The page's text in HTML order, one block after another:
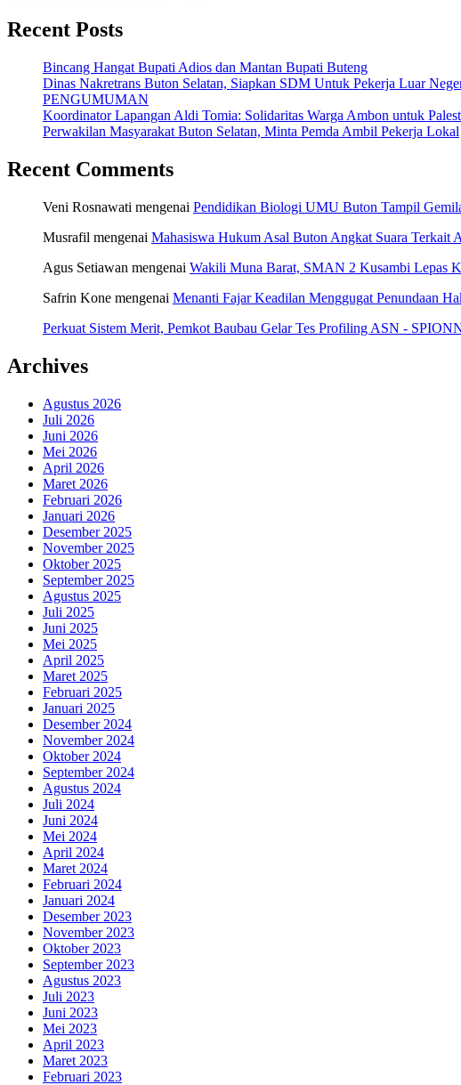
Recent Posts
Bincang Hangat Bupati Adios dan Mantan Bupati Buteng
Dinas Nakretrans Buton Selatan, Siapkan SDM Untuk Pekerja Luar
PENGUMUMAN
Koordinator Lapangan Aldi Tomia: Solidaritas Warga Ambon untuk
Perwakilan Masyarakat Buton Selatan, Minta Pemda Ambil Pekerja Lokal
Recent Comments
Veni Rosnawati mengenai Pendidikan Biologi UMU Buton Tampil
Musrafil mengenai Mahasiswa Hukum Asal Buton Angkat Suara Terkait
Agus Setiawan mengenai Wakili Muna Barat, SMAN 2 Kusambi Lepas
Safrin Kone mengenai Menanti Fajar Keadilan Menggugat Penundaan
Perkuat Sistem Merit, Pemkot Baubau Gelar Tes Profiling ASN -
Archives
Agustus 2026
Juli 2026
Juni 2026
Mei 2026
April 2026
Maret 2026
Februari 2026
Januari 2026
Desember 2025
November 2025
Oktober 2025
September 2025
Agustus 2025
Juli 2025
Juni 2025
Mei 2025
April 2025
Maret 2025
Februari 2025
Januari 2025
Desember 2024
November 2024
Oktober 2024
September 2024
Agustus 2024
Juli 2024
Juni 2024
Mei 2024
April 2024
Maret 2024
Februari 2024
Januari 2024
Desember 2023
November 2023
Oktober 2023
September 2023
Agustus 2023
Juli 2023
Juni 2023
Mei 2023
April 2023
Maret 2023
Februari 2023